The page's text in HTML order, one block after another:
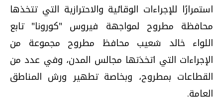
استمرارًا للإجراءات الوقائية والاحترازية التي تتخذها
محافظة مطروح لمواجهة فيروس "كورونا" تابع
اللواء خالد شعيب محافظ مطروح مجموعة من
الإجراءات التي اتخذتها مجالس المدن، وفي عدد من
القطاعات بمطروح، وبخاصة تطهير ورش المناطق
العامة.